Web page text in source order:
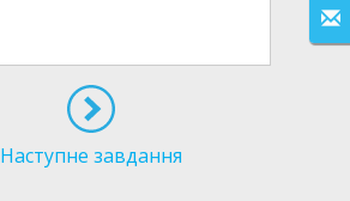
Наступне завдання